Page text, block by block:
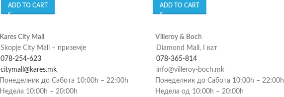
ADD TO CART ADD TO CART
Kares City Mall
Skopje City Mall – приземје
078-254-623
citymall@kares.mk
Понеделник до Сабота 10:00h – 22:00h
Недела 10:00h – 20:00h
Villeroy & Boch
Diamond Mall, I кат
078-365-814
info@villeroy-boch.mk
Понеделник до Сабота 10:00h – 22:00h
Недела од 10:00h – 20:00h